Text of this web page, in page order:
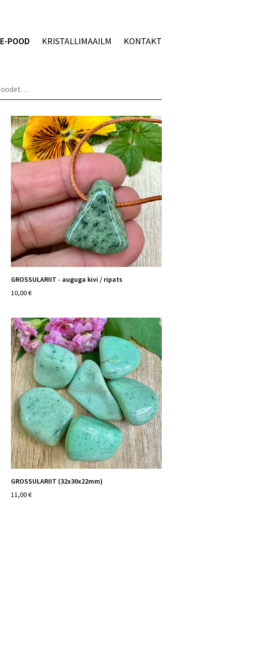
E-POOD KRISTALLIMAAILM KONTAKT
GROSSULARIIT - auguga kivi / ripats
10,00 €
GROSSULARIIT (32x30x22mm)
11,00 €